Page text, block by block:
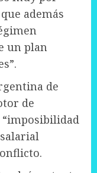
además
un plan
de
de
“imposibilidad